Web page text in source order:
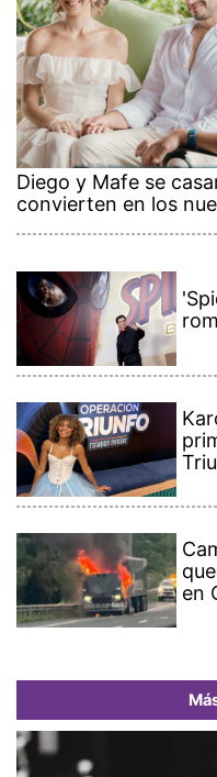
Diego y Mafe se
convierten en los
en